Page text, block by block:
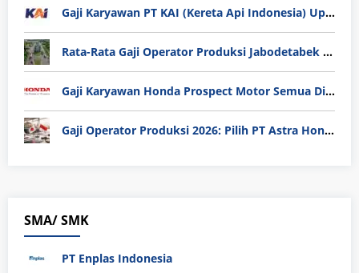
Gaji Karyawan PT KAI (Kereta Api Indonesia) Update 2025
Rata-Rata Gaji Operator Produksi Jabodetabek 2025: Bedah Tuntas UMK, Lemburan, dan Realita Hidup Buruh
Gaji Karyawan Honda Prospect Motor Semua Divisi
Gaji Operator Produksi 2026: Pilih PT Astra Honda Motor (AHM) atau Manufaktur di Jepang?
SMA/ SMK
PT Enplas Indonesia